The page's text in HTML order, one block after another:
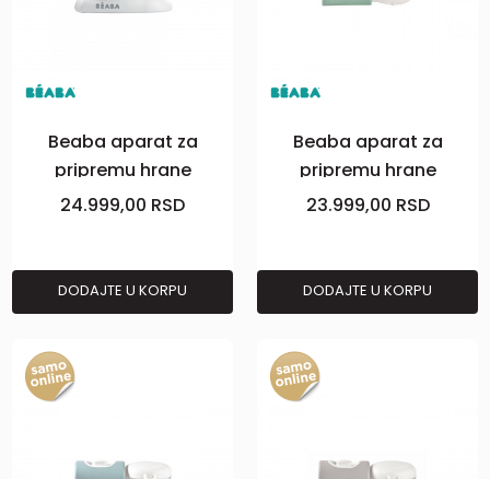
Beaba aparat za
pripremu hrane
Babycook Solo, beli
24.999,00 RSD
DODAJTE U KORPU
Beaba aparat za
pripremu hrane
BabycookExpress,gre
23.999,00 RSD
DODAJTE U KORPU